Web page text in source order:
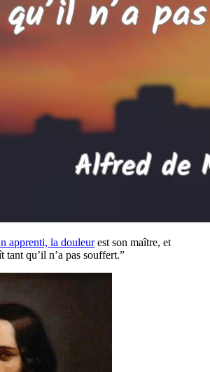
apprenti, la douleurest son maître, et
tant qu’il n’a pas souffert.”